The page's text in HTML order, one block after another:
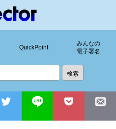
QuickPoint
みんなの
電子署名